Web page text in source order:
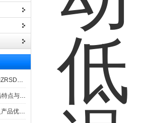
ZDSDW电动超低温调节阀ZRSDW之产品特点及应用
电动UPVC三通球阀之产品特点与技术参数性能
Q6S41F气动不锈钢球阀之产品优特点与工作原理简析